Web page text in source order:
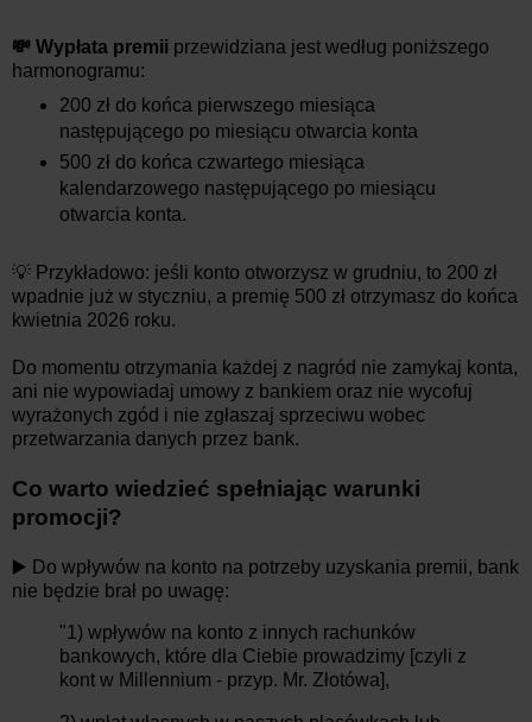
💸 Wypłata premii przewidziana jest według poniższego
harmonogramu:
200 zł do końca pierwszego miesiąca
następującego po miesiącu otwarcia konta
500 zł do końca czwartego miesiąca
kalendarzowego następującego po miesiącu
otwarcia konta.
💡 Przykładowo: jeśli konto otworzysz w grudniu, to 200 zł
wpadnie już w styczniu, a premię 500 zł otrzymasz do końca
kwietnia 2026 roku.
Do momentu otrzymania każdej z nagród nie zamykaj konta,
ani nie wypowiadaj umowy z bankiem oraz nie wycofuj
wyrażonych zgód i nie zgłaszaj sprzeciwu wobec
przetwarzania danych przez bank.
Co warto wiedzieć spełniając warunki
promocji?
▶️ Do wpływów na konto na potrzeby uzyskania premii, bank
nie będzie brał po uwagę:
"1) wpływów na konto z innych rachunków
bankowych, które dla Ciebie prowadzimy [czyli z
kont w Millennium - przyp. Mr. Złotówa],